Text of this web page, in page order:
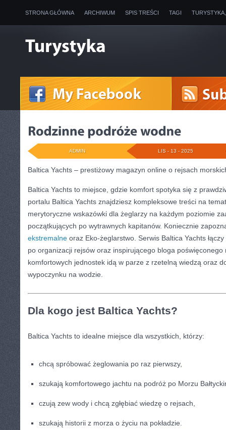
STRONA GŁÓWNA ARCHIWUM SPIS TREŚCI TAGI
LIS - 13 - 2025
ADMIN
Baltica Yachts – prestiżowy magazyn online o rejsach
Baltica Yachts to miejsce, gdzie komfort spotyka się z
portalu Baltica Yachts znajdziesz kompleksowe treści na
merytoryczne wskazówki dla żeglarzy na każdym poziomie
początkujących po wytrawnych kapitanów. Koniecznie
ekstremalne oraz Eko-żeglarstwo. Serwis Baltica Yachts
po organizacji rejsów oraz inspirującego bloga poświęconego
komfortowych jednostek idą w parze z rzetelną wiedzą oraz
wypoczynku na wodzie.
Dla kogo jest Baltica Yachts?
Baltica Yachts to idealne miejsce dla wszystkich, którzy:
chcą spróbować żeglowania po raz pierwszy,
szukają komfortowego jachtu na podróż po Morzu
czują zew wody i chcą zgłębiać wiedzę o rejsach,
szukają historii z morza o życiu na pokładzie.